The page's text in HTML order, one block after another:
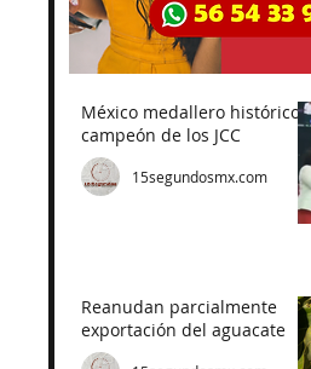
México medallero histórico,
campeón de los JCC
15segundosmx.com
Reanudan parcialmente
exportación del aguacate